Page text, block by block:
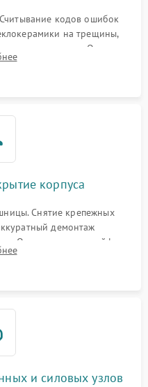
кодов ошибок
на трещины,
нагрева. Опрос
не видит посуду,
корпуса
Снятие крепежных
демонтаж
Отсоединение шлейфов
силовым платам, катушкам
и силовых узлов